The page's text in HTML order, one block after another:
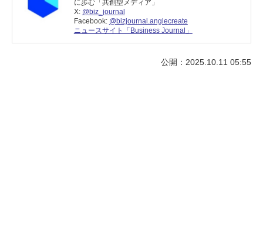
に歩む「共創型メディア」
X: @biz_journal
Facebook: @bizjournal.anglecreate
ニュースサイト「Business Journal」
公開：2025.10.11 05:55